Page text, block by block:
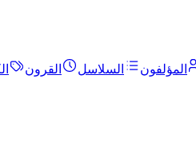
المؤلفون السلاسل القرون